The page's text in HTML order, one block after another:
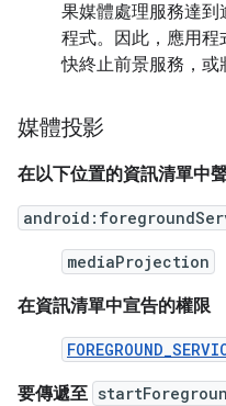
果媒體處理服務達
程式。因此，應用
快終止前景服務，或
媒體投影
在以下位置的資訊清單中
mediaProjection
在資訊清單中宣告的權限
要傳遞至